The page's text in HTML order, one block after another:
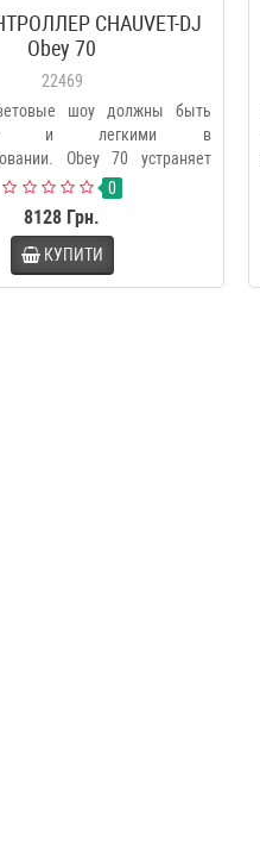
CHAUVET-DJ
Obey 70
22469
шоу должны быть
и легкими в
Obey 70 устраняет
0
8128 Грн.
КУПИТИ